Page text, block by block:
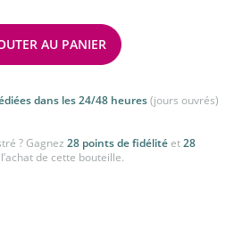
AU PANIER
dans les 24/48 heures(jours ouvrés)
? Gagnez 28 points de fidélité et28
de cette bouteille.